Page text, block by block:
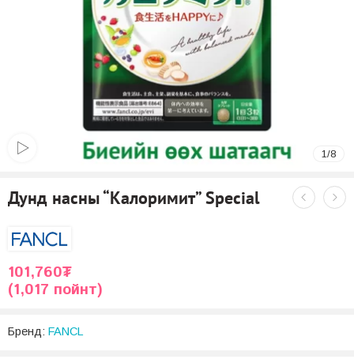
1/8
Дунд насны “Калоримит” Special
101,760₮
(1,017 пойнт)
Бренд: FANCL